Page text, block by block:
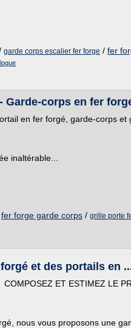
garde corps escalier fer forge / fer
Garde-corps en fer
en fer forgé, garde-corps et
inaltérable...
fer forge garde corps / grille porte
et des portails en
ESTIMEZ LE PRIX
nous vous proposons une